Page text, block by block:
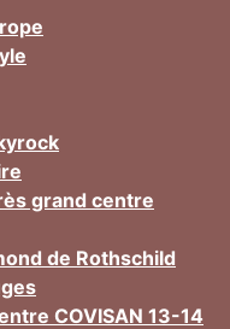
grand centre
de Rothschild
COVISAN 13-14